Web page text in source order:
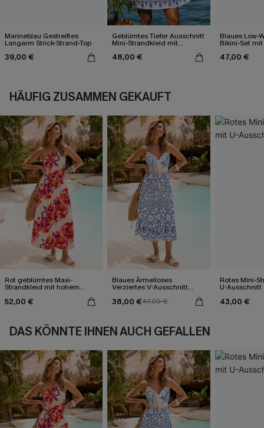
Marineblau Gestreiftes
Langarm Strick-Strand-Top
39,00 €
Geblümtes Tiefer Ausschnitt
Mini-Strandkleid mit
48,00 €
Blaues Low-
Bikini-Set
47,00 €
HÄUFIG ZUSAMMEN GEKAUFT
Rot geblümtes Maxi-
Strandkleid mit hohem
52,00 €
Blaues Ärmelloses
Verziertes V-Ausschnitt
38,00 €47,00 €
Rotes Mini-
U-Ausschnitt
43,00 €
DAS KÖNNTE IHNEN AUCH GEFALLEN